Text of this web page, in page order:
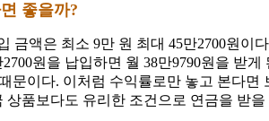
좋을까?
금액은 최소 9만 원 최대 45만2700원이
2700원을 납입하면 월 38만9790원을 받
문이다. 이처럼 수익률로만 놓고 본다
상품보다도 유리한 조건으로 연금을 받